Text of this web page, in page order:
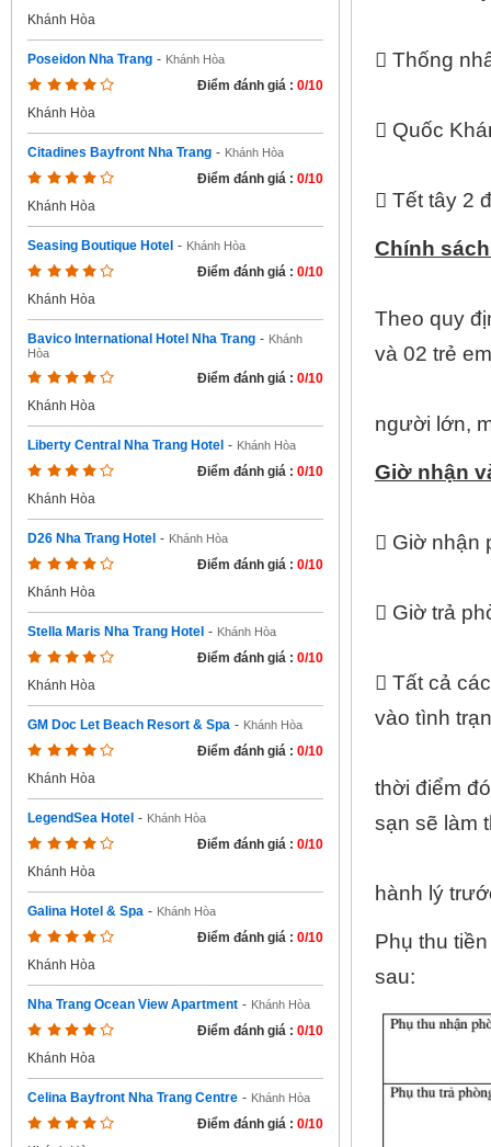
Khánh Hòa
Poseidon Nha Trang - Khánh Hòa
Điểm đánh giá : 0/10
Khánh Hòa
Citadines Bayfront Nha Trang - Khánh Hòa
Điểm đánh giá : 0/10
Khánh Hòa
Seasing Boutique Hotel - Khánh Hòa
Điểm đánh giá : 0/10
Khánh Hòa
Bavico International Hotel Nha Trang - Khánh
Hòa
Điểm đánh giá : 0/10
Khánh Hòa
Liberty Central Nha Trang Hotel - Khánh Hòa
Điểm đánh giá : 0/10
Khánh Hòa
D26 Nha Trang Hotel - Khánh Hòa
Điểm đánh giá : 0/10
Khánh Hòa
Stella Maris Nha Trang Hotel - Khánh Hòa
Điểm đánh giá : 0/10
Khánh Hòa
GM Doc Let Beach Resort & Spa - Khánh Hòa
Điểm đánh giá : 0/10
Khánh Hòa
LegendSea Hotel - Khánh Hòa
Điểm đánh giá : 0/10
Khánh Hòa
Galina Hotel & Spa - Khánh Hòa
Điểm đánh giá : 0/10
Khánh Hòa
Nha Trang Ocean View Apartment - Khánh Hòa
Điểm đánh giá : 0/10
Khánh Hòa
Celina Bayfront Nha Trang Centre - Khánh Hòa
Điểm đánh giá : 0/10
 Thống
 Quốc
 Tết tây 2
Chính
Theo quy
và 02 trẻ
người lớn,
Giờ nhận
 Giờ nhận
 Giờ trả
 Tất cả
vào tình
thời điểm
sạn sẽ làm
hành lý
Phụ thu
sau: